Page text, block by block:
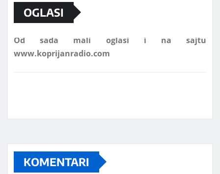
OGLASI
Od sada mali oglasi i na sajtu
KOMENTARI